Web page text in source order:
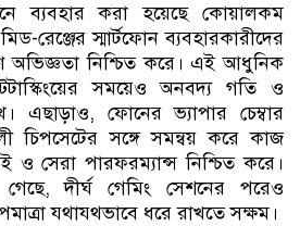
ব্যবহার করা হয়েছে কোয়ালকম
রেঞ্জের স্মার্টফোন ব্যবহারকারীদের
অভিজ্ঞতা নিশ্চিত করে। এই আধুনিক
সময়েও অনবদ্য গতি ও
এছাড়াও, ফোনের ভ্যাপার চেম্বার
চিপসেটের সঙ্গে সমন্বয় করে কাজ
সেরা পারফরম্যান্স নিশ্চিত করে।
গেছে, দীর্ঘ গেমিং সেশনের পরেও
যথাযথভাবে ধরে রাখতে সক্ষম।